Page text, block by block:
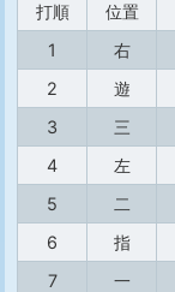
打順
位置
1
右
2
遊
3
三
4
左
5
二
6
指
7
一